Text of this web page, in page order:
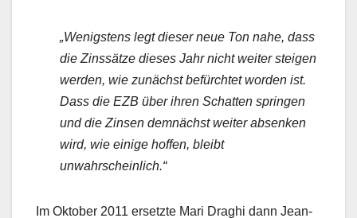
„Wenigstens legt dieser neue Ton nahe, dass
die Zinssätze dieses Jahr nicht weiter steigen
werden, wie zunächst befürchtet worden ist.
Dass die EZB über ihren Schatten springen
und die Zinsen demnächst weiter absenken
wird, wie einige hoffen, bleibt
unwahrscheinlich.“
Im Oktober 2011 ersetzte Mari Draghi dann Jean-